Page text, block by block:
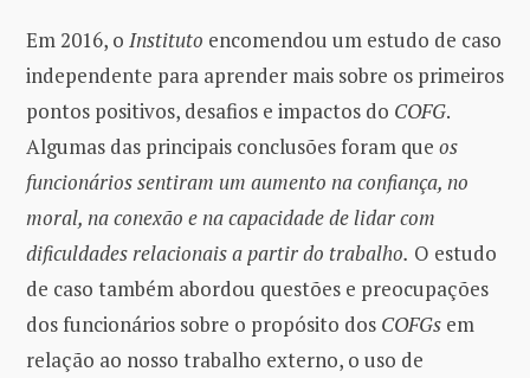
Em 2016, o Instituto encomendou um estudo de caso
independente para aprender mais sobre os primeiros
pontos positivos, desafios e impactos do COFG.
Algumas das principais conclusões foram que os
funcionários sentiram um aumento na confiança, no
moral, na conexão e na capacidade de lidar com
dificuldades relacionais a partir do trabalho. O estudo
de caso também abordou questões e preocupações
dos funcionários sobre o propósito dos COFGs em
relação ao nosso trabalho externo, o uso de